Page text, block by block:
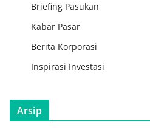
Briefing Pasukan
Kabar Pasar
Berita Korporasi
Inspirasi Investasi
Arsip